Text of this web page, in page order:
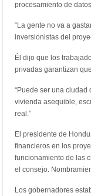
procesamiento de
“La gente no va a
inversionistas del
Él dijo que los
privadas garantizan
“Puede ser una ciudad
vivienda asequible,
real.”
El presidente de
financieros en los
funcionamiento de las
el consejo.
Los gobernadores